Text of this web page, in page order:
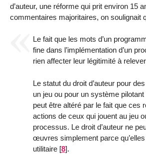
d’auteur, une réforme qui prit environ 15
commentaires majoritaires, on soulignait
Le fait que les mots d’un
fine dans l’implémentation d’un
rien affecter leur légitimité à
Le statut du droit d’auteur pour
un jeu ou pour un système
peut être altéré par le fait que ces
actions de ceux qui jouent au jeu
processus. Le droit d’auteur ne
œuvres simplement parce
utilitaire[8].